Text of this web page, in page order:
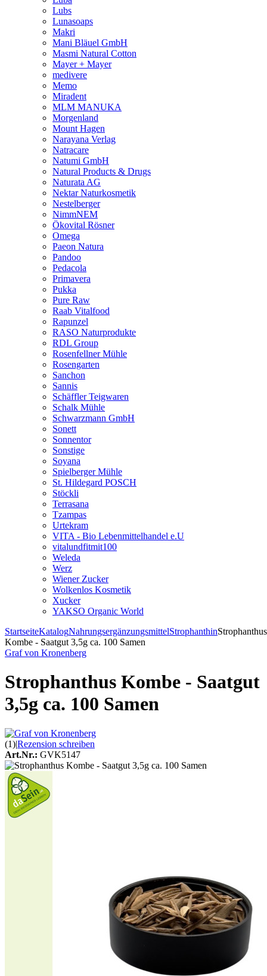
Lubs
Lunasoaps
Makri
Mani Bläuel GmbH
Masmi Natural Cotton
Mayer + Mayer
medivere
Memo
Miradent
MLM MANUKA
Morgenland
Mount Hagen
Narayana Verlag
Natracare
Natumi GmbH
Natural Products & Drugs
Naturata AG
Nektar Naturkosmetik
Nestelberger
NimmNEM
Ökovital Rösner
Omega
Paeon Natura
Pandoo
Pedacola
Primavera
Pukka
Pure Raw
Raab Vitalfood
Rapunzel
RASO Naturprodukte
RDL Group
Rosenfellner Mühle
Rosengarten
Sanchon
Sannis
Schäffler Teigwaren
Schalk Mühle
Schwarzmann GmbH
Sonett
Sonnentor
Sonstige
Soyana
Spielberger Mühle
St. Hildegard POSCH
Stöckli
Terrasana
Tzampas
Urtekram
VITA - Bio Lebenmittelhandel e.U
vitalundfitmit100
Weleda
Werz
Wiener Zucker
Wolkenlos Kosmetik
Xucker
YAKSO Organic World
StartseiteKatalogNahrungsergänzungsmittelStrophanthinStrophanthus
Kombe - Saatgut 3,5g ca. 100 Samen
Graf von Kronenberg
Strophanthus Kombe - Saatgut
3,5g ca. 100 Samen
(1)|Rezension schreiben
Art.Nr.: GVK5147